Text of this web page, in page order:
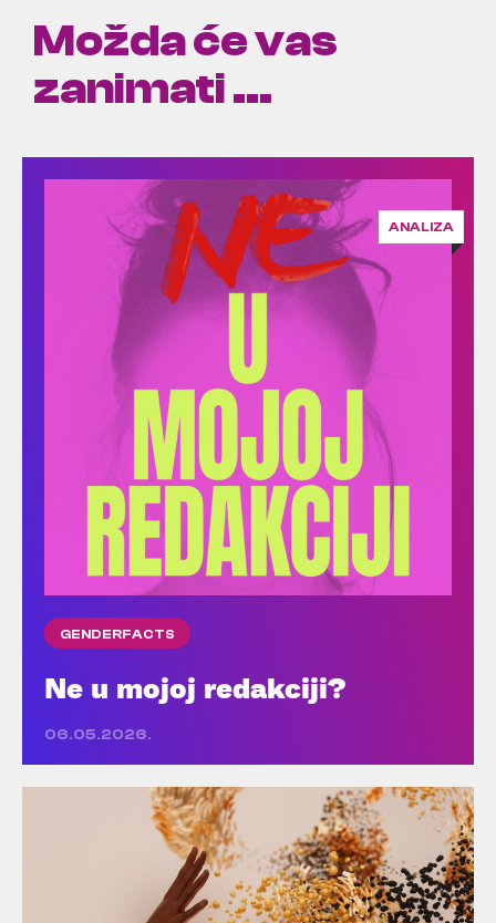
Možda će vas
zanimati ...
ANALIZA
GENDERFACTS
Ne u mojoj redakciji?
06.05.2026.